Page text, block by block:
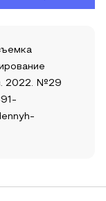
2022. №29